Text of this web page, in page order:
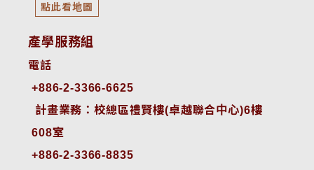
點此看地圖
產學服務組
電話
+886-2-3366-6625
計畫業務：校總區禮賢樓(卓越聯合中心)6樓
608室
+886-2-3366-8835